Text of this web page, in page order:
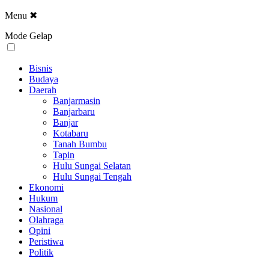
Menu ✖
Mode Gelap
Bisnis
Budaya
Daerah
Banjarmasin
Banjarbaru
Banjar
Kotabaru
Tanah Bumbu
Tapin
Hulu Sungai Selatan
Hulu Sungai Tengah
Ekonomi
Hukum
Nasional
Olahraga
Opini
Peristiwa
Politik